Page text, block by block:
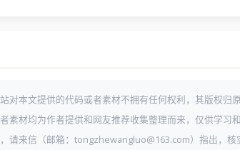
对本文提供的代码或者素材不拥有任何权利，其版权归原
素材均为作者提供和网友推荐收集整理而来，仅供学习和
请来信（邮箱：tongzhewangluo@163.com）指出，核